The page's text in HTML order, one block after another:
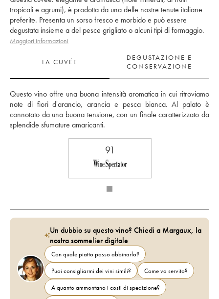
tropicali e agrumi), è prodotta da una delle nostre tenute italiane
preferite. Presenta un sorso fresco e morbido e può essere
degustata insieme a del pesce grigliato o alcuni tipi di formaggio.
Maggiori informazioni
LA CUVÉE
DEGUSTAZIONE E
CONSERVAZIONE
Questo vino offre una buona intensità aromatica in cui ritroviamo
note di fiori d'arancio, arancia e pesca bianca. Al palato è
connotato da una buona tensione, con un finale caratterizzato da
splendide sfumature amaricanti.
91
Un dubbio su questo vino? Chiedi a Margaux, la
nostra sommelier digitale
Con quale piatto posso abbinarlo?
Puoi consigliarmi dei vini simili?
Come va servito?
A quanto ammontano i costi di spedizione?